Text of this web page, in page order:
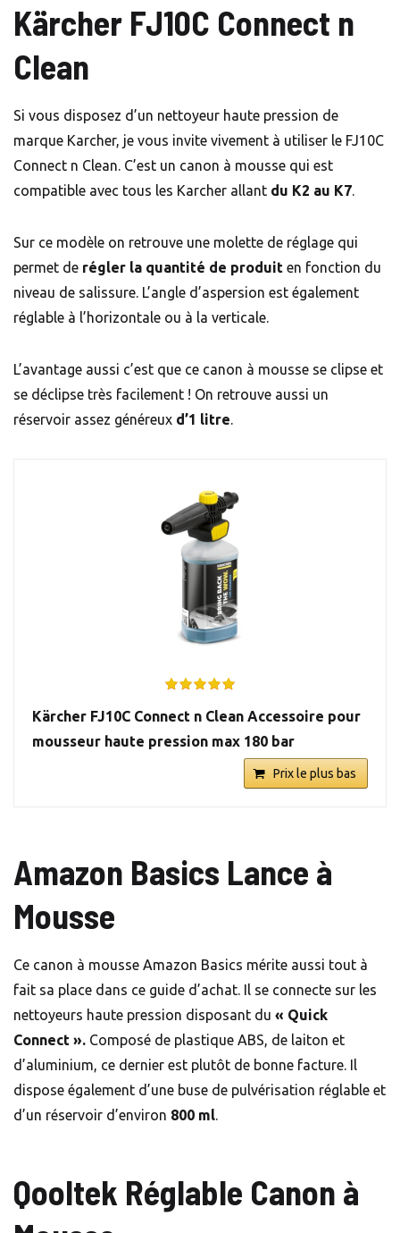
Kärcher FJ10C Connect n
Clean
Si vous disposez d’un nettoyeur haute pression de
marque Karcher, je vous invite vivement à utiliser le FJ10C
Connect n Clean. C’est un canon à mousse qui est
compatible avec tous les Karcher allant du K2 au K7.
Sur ce modèle on retrouve une molette de réglage qui
permet de régler la quantité de produit en fonction du
niveau de salissure. L’angle d’aspersion est également
réglable à l’horizontale ou à la verticale.
L’avantage aussi c’est que ce canon à mousse se clipse et
se déclipse très facilement ! On retrouve aussi un
réservoir assez généreux d’1 litre.
Kärcher FJ10C Connect n Clean Accessoire pour
mousseur haute pression max 180 bar
Prix le plus bas
Amazon Basics Lance à
Mousse
Ce canon à mousse Amazon Basics mérite aussi tout à
fait sa place dans ce guide d’achat. Il se connecte sur les
nettoyeurs haute pression disposant du « Quick
Connect ». Composé de plastique ABS, de laiton et
d’aluminium, ce dernier est plutôt de bonne facture. Il
dispose également d’une buse de pulvérisation réglable et
d’un réservoir d’environ 800 ml.
Qooltek Réglable Canon à